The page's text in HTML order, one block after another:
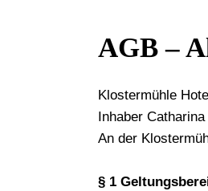
AGB –
Klostermühle
Inhaber
An der
§ 1